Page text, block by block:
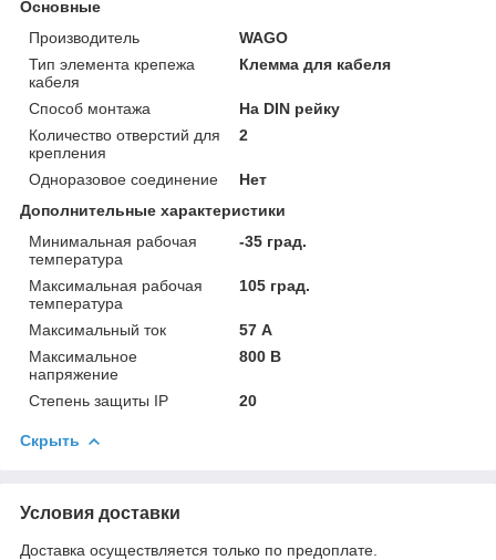
Основные
Производитель
WAGO
Тип элемента крепежа
кабеля
Клемма для кабеля
Способ монтажа
На DIN рейку
Количество отверстий для
крепления
2
Одноразовое соединение
Нет
Дополнительные характеристики
Минимальная рабочая
температура
-35 град.
Максимальная рабочая
температура
105 град.
Максимальный ток
57 А
Максимальное
напряжение
800 В
Степень защиты IP 20
Скрыть
Условия доставки
Доставка осуществляется только по предоплате.